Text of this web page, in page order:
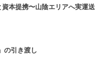
本提携〜山陰エリアへ実運送
の引き渡し